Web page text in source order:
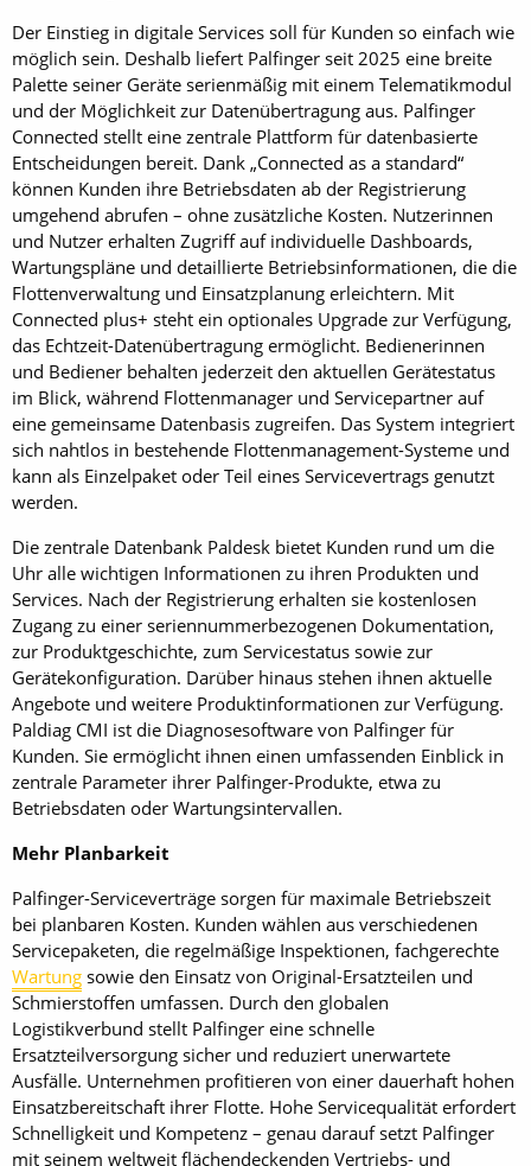
Der Einstieg in digitale Services soll für Kunden so einfach wie
möglich sein. Deshalb liefert Palfinger seit 2025 eine breite
Palette seiner Geräte serienmäßig mit einem Telematikmodul
und der Möglichkeit zur Datenübertragung aus. Palfinger
Connected stellt eine zentrale Plattform für datenbasierte
Entscheidungen bereit. Dank „Connected as a standard“
können Kunden ihre Betriebsdaten ab der Registrierung
umgehend abrufen – ohne zusätzliche Kosten. Nutzerinnen
und Nutzer erhalten Zugriff auf individuelle Dashboards,
Wartungspläne und detaillierte Betriebsinformationen, die die
Flottenverwaltung und Einsatzplanung erleichtern. Mit
Connected plus+ steht ein optionales Upgrade zur Verfügung,
das Echtzeit-Datenübertragung ermöglicht. Bedienerinnen
und Bediener behalten jederzeit den aktuellen Gerätestatus
im Blick, während Flottenmanager und Servicepartner auf
eine gemeinsame Datenbasis zugreifen. Das System integriert
sich nahtlos in bestehende Flottenmanagement-Systeme und
kann als Einzelpaket oder Teil eines Servicevertrags genutzt
werden.
Die zentrale Datenbank Paldesk bietet Kunden rund um die
Uhr alle wichtigen Informationen zu ihren Produkten und
Services. Nach der Registrierung erhalten sie kostenlosen
Zugang zu einer seriennummerbezogenen Dokumentation,
zur Produktgeschichte, zum Servicestatus sowie zur
Gerätekonfiguration. Darüber hinaus stehen ihnen aktuelle
Angebote und weitere Produktinformationen zur Verfügung.
Paldiag CMI ist die Diagnosesoftware von Palfinger für
Kunden. Sie ermöglicht ihnen einen umfassenden Einblick in
zentrale Parameter ihrer Palfinger-Produkte, etwa zu
Betriebsdaten oder Wartungsintervallen.
Mehr Planbarkeit
Palfinger-Serviceverträge sorgen für maximale Betriebszeit
bei planbaren Kosten. Kunden wählen aus verschiedenen
Servicepaketen, die regelmäßige Inspektionen, fachgerechte
Wartung sowie den Einsatz von Original-Ersatzteilen und
Schmierstoffen umfassen. Durch den globalen
Logistikverbund stellt Palfinger eine schnelle
Ersatzteilversorgung sicher und reduziert unerwartete
Ausfälle. Unternehmen profitieren von einer dauerhaft hohen
Einsatzbereitschaft ihrer Flotte. Hohe Servicequalität erfordert
Schnelligkeit und Kompetenz – genau darauf setzt Palfinger
mit seinem weltweit flächendeckenden Vertriebs- und